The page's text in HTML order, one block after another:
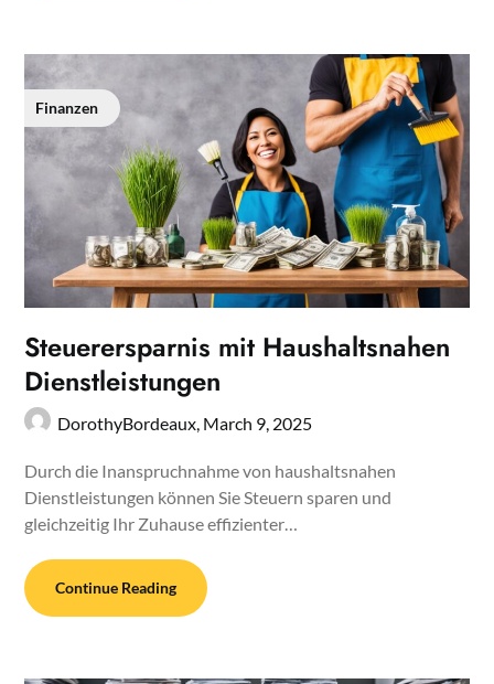
Finanzen
Steuerersparnis mit Haushaltsnahen
Dienstleistungen
DorothyBordeaux, March 9, 2025
Durch die Inanspruchnahme von haushaltsnahen
Dienstleistungen können Sie Steuern sparen und
gleichzeitig Ihr Zuhause effizienter…
Continue Reading